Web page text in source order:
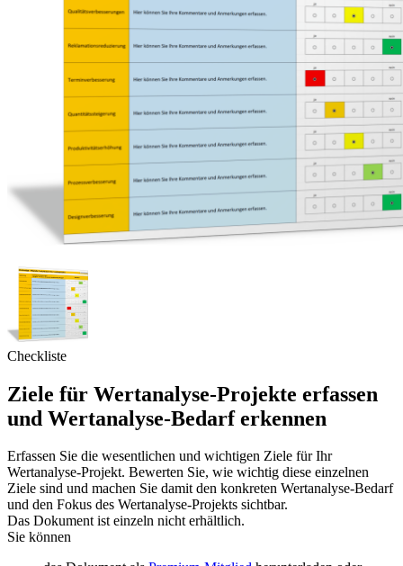
Checkliste
Ziele für Wertanalyse-Projekte erfassen
und Wertanalyse-Bedarf erkennen
Erfassen Sie die wesentlichen und wichtigen Ziele für Ihr
Wertanalyse-Projekt. Bewerten Sie, wie wichtig diese einzelnen
Ziele sind und machen Sie damit den konkreten Wertanalyse-Bedarf
und den Fokus des Wertanalyse-Projekts sichtbar.
Das Dokument ist einzeln nicht erhältlich.
Sie können